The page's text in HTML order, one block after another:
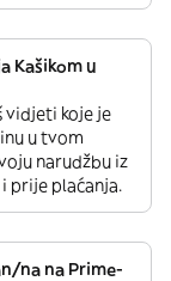
Kašikom u
vidjeti koje je
u tvom
narudžbu iz
prije plaćanja.
na na Prime-